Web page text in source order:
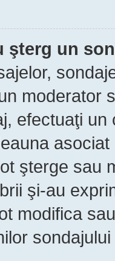
şterg un
moderator
efectuaţi
şterge sau
şi-au
modifica